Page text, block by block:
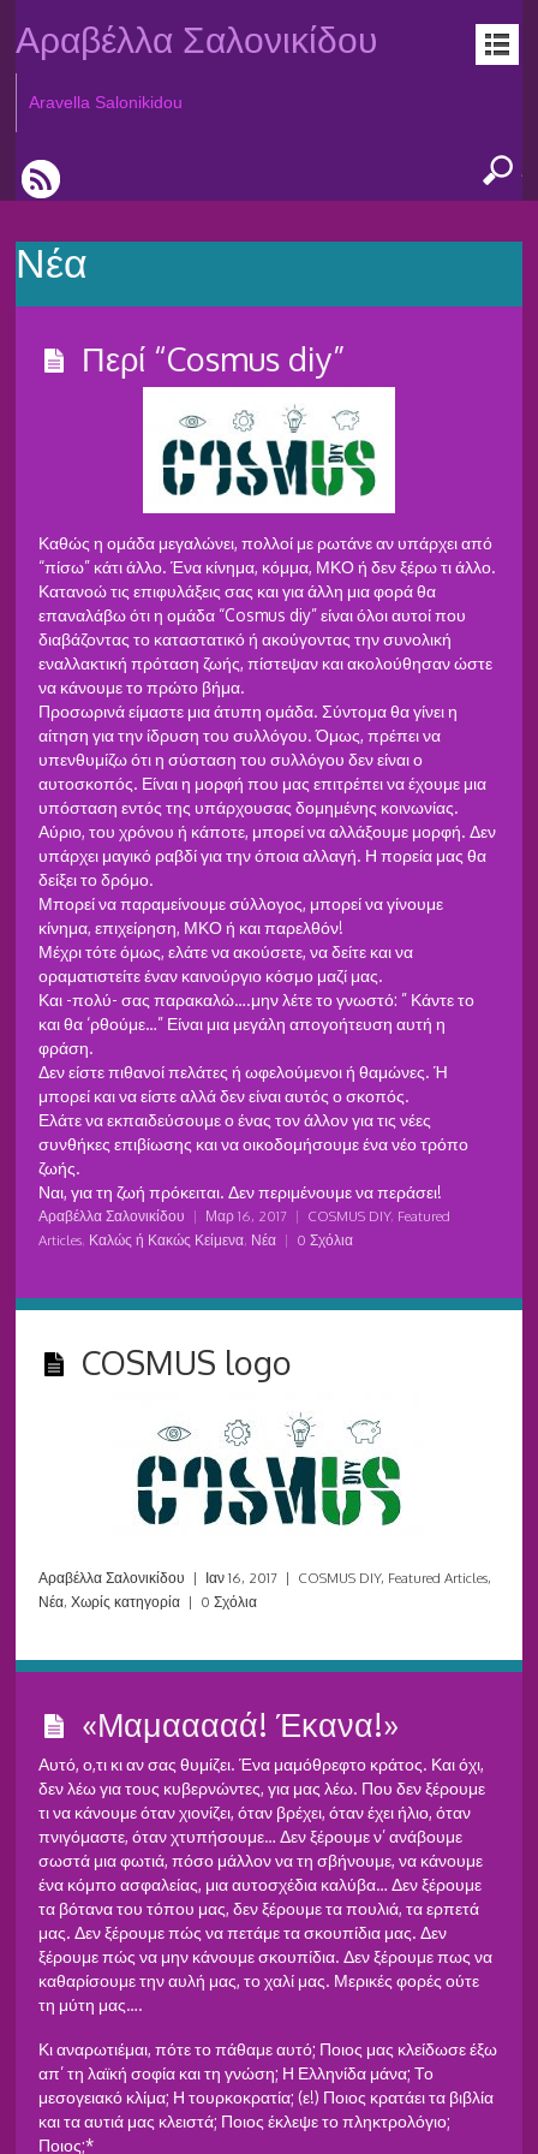
Αραβέλλα Σαλονικίδου
Aravella Salonikidou
Νέα
Περί “Cosmus diy”
Καθώς η ομάδα μεγαλώνει, πολλοί με ρωτάνε αν υπάρχει από
“πίσω” κάτι άλλο. Ένα κίνημα, κόμμα, ΜΚΟ ή δεν ξέρω τι άλλο.
Κατανοώ τις επιφυλάξεις σας και για άλλη μια φορά θα
επαναλάβω ότι η ομάδα “Cosmus diy” είναι όλοι αυτοί που
διαβάζοντας το καταστατικό ή ακούγοντας την συνολική
εναλλακτική πρόταση ζωής, πίστεψαν και ακολούθησαν ώστε
να κάνουμε το πρώτο βήμα.
Προσωρινά είμαστε μια άτυπη ομάδα. Σύντομα θα γίνει η
αίτηση για την ίδρυση του συλλόγου. Όμως, πρέπει να
υπενθυμίζω ότι η σύσταση του συλλόγου δεν είναι ο
αυτοσκοπός. Είναι η μορφή που μας επιτρέπει να έχουμε μια
υπόσταση εντός της υπάρχουσας δομημένης κοινωνίας.
Αύριο, του χρόνου ή κάποτε, μπορεί να αλλάξουμε μορφή. Δεν
υπάρχει μαγικό ραβδί για την όποια αλλαγή. Η πορεία μας θα
δείξει το δρόμο.
Μπορεί να παραμείνουμε σύλλογος, μπορεί να γίνουμε
κίνημα, επιχείρηση, ΜΚΟ ή και παρελθόν!
Μέχρι τότε όμως, ελάτε να ακούσετε, να δείτε και να
οραματιστείτε έναν καινούργιο κόσμο μαζί μας.
Και -πολύ- σας παρακαλώ….μην λέτε το γνωστό: ” Κάντε το
και θα ‘ρθούμε…” Είναι μια μεγάλη απογοήτευση αυτή η
φράση.
Δεν είστε πιθανοί πελάτες ή ωφελούμενοι ή θαμώνες. Ή
μπορεί και να είστε αλλά δεν είναι αυτός ο σκοπός.
Ελάτε να εκπαιδεύσουμε ο ένας τον άλλον για τις νέες
συνθήκες επιβίωσης και να οικοδομήσουμε ένα νέο τρόπο
ζωής.
Ναι, για τη ζωή πρόκειται. Δεν περιμένουμε να περάσει!
Αραβέλλα Σαλονικίδου | Μαρ 16, 2017 | COSMUS DIY, Featured
Articles, Καλώς ή Κακώς Κείμενα, Νέα | 0 Σχόλια
COSMUS logo
Αραβέλλα Σαλονικίδου | Ιαν 16, 2017 | COSMUS DIY, Featured Articles,
Νέα,Χωρίς κατηγορία | 0 Σχόλια
«Μαμααααά! Έκανα!»
Αυτό, ο,τι κι αν σας θυμίζει. Ένα μαμόθρεφτο κράτος. Και όχι,
δεν λέω για τους κυβερνώντες, για μας λέω. Που δεν ξέρουμε
τι να κάνουμε όταν χιονίζει, όταν βρέχει, όταν έχει ήλιο, όταν
πνιγόμαστε, όταν χτυπήσουμε… Δεν ξέρουμε ν’ ανάβουμε
σωστά μια φωτιά, πόσο μάλλον να τη σβήνουμε, να κάνουμε
ένα κόμπο ασφαλείας, μια αυτοσχέδια καλύβα… Δεν ξέρουμε
τα βότανα του τόπου μας, δεν ξέρουμε τα πουλιά, τα ερπετά
μας. Δεν ξέρουμε πώς να πετάμε τα σκουπίδια μας. Δεν
ξέρουμε πώς να μην κάνουμε σκουπίδια. Δεν ξέρουμε πως να
καθαρίσουμε την αυλή μας, το χαλί μας. Μερικές φορές ούτε
τη μύτη μας….
Κι αναρωτιέμαι, πότε το πάθαμε αυτό; Ποιος μας κλείδωσε έξω
απ’ τη λαϊκή σοφία και τη γνώση; Η Ελληνίδα μάνα; Το
μεσογειακό κλίμα; Η τουρκοκρατία; (ε!) Ποιος κρατάει τα βιβλία
και τα αυτιά μας κλειστά; Ποιος έκλεψε το πληκτρολόγιο;
Ποιος;*